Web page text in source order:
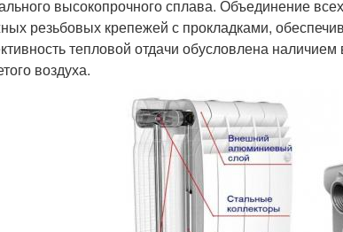
высокопрочного сплава. Объединение
резьбовых крепежей с прокладками,
тепловой отдачи обусловлена
воздуха.